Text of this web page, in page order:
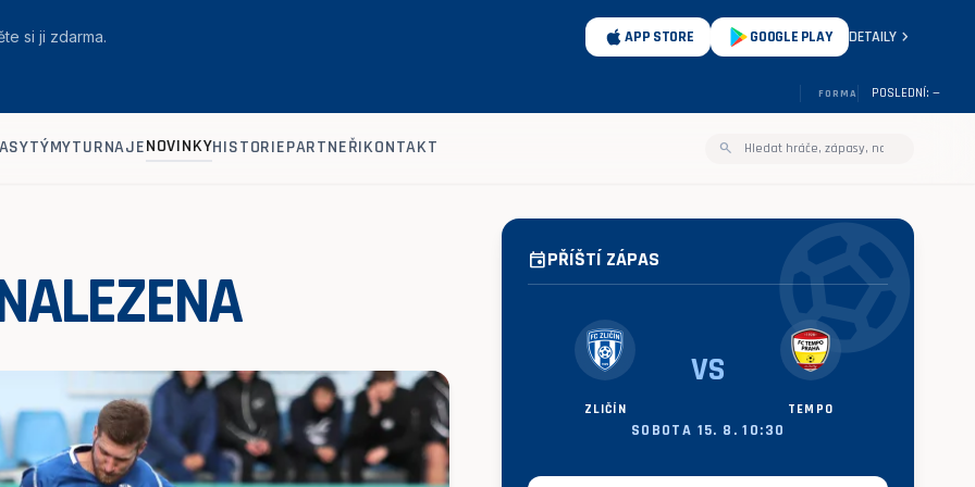
si ji zdarma. APP STORE GOOGLE PLAY DETAILY chevron_right
FORMA POSLEDNÍ: —
TÝMYTURNAJENOVINKYHISTORIEPARTNEŘIKONTAKT search
sports_soccer
eventPŘÍŠTÍ ZÁPAS
ZLIČÍN
VS
TEMPO
SOBOTA 15. 8. 10:30